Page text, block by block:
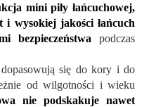
mini piły łańcuchowej,
i wysokiej jakości łańcuch
bezpieczeństwa podczas
dopasowują się do kory i do
od wilgotności i wieku
nie podskakuje nawet